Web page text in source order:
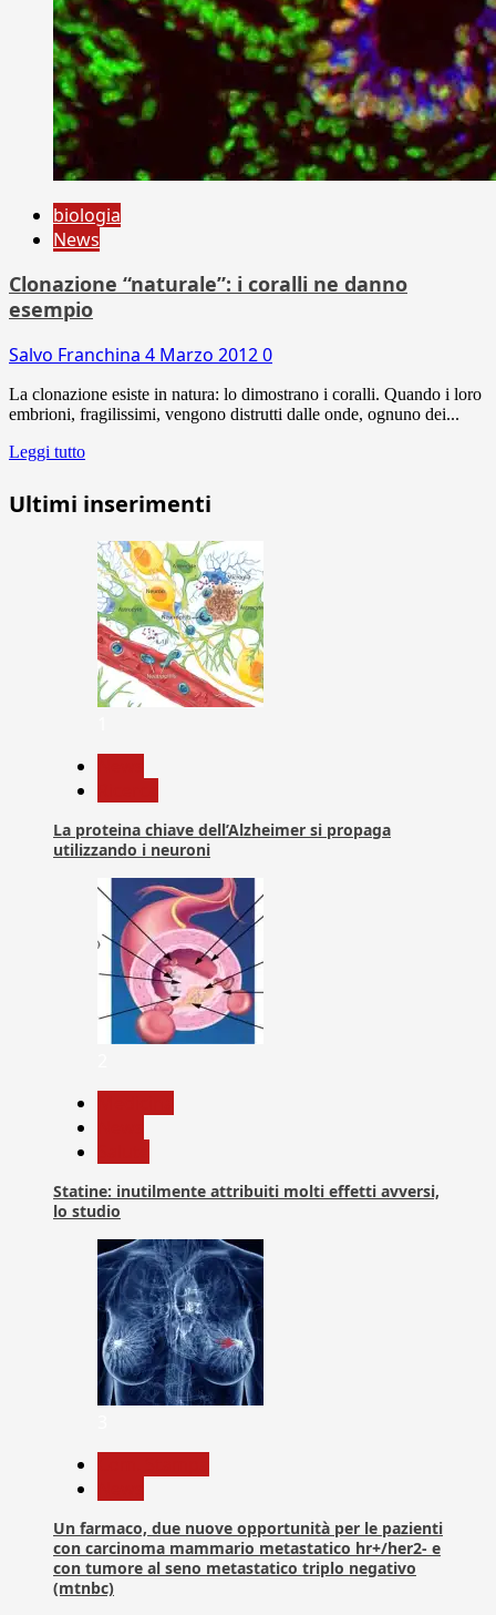
biologia
News
Clonazione “naturale”: i coralli ne danno
esempio
Salvo Franchina 4 Marzo 20120
La clonazione esiste in natura: lo dimostrano i coralli. Quando i loro
embrioni, fragilissimi, vengono distrutti dalle onde, ognuno dei...
Leggi tutto
Ultimi inserimenti
La proteina chiave dell’Alzheimer si propaga
utilizzando i neuroni
Statine: inutilmente attribuiti molti effetti avversi,
lo studio
Un farmaco, due nuove opportunità per le pazienti
con carcinoma mammario metastatico hr+/her2- e
con tumore al seno metastatico triplo negativo
(mtnbc)